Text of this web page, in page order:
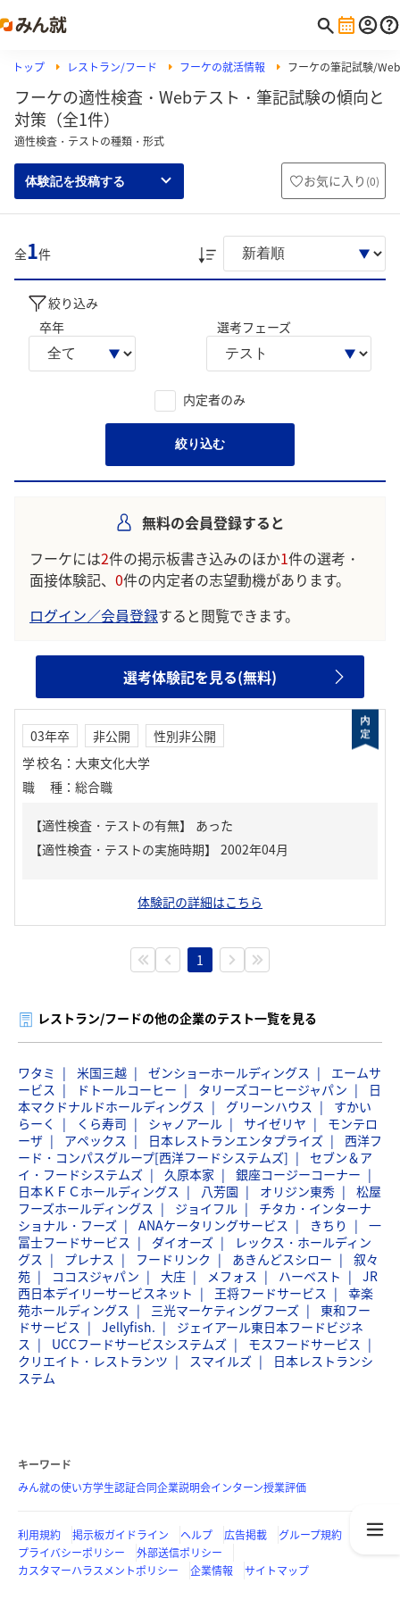
トップ レストラン/フード フーケの就活情報 フーケの筆記試験/
フーケの適性検査・Webテスト・筆記試験の傾向と
対策（全1件）
適性検査・テストの種類・形式
体験記を投稿する お気に入り (0)
全1件
絞り込み
卒年
選考フェーズ
内定者のみ
絞り込む
無料の会員登録すると
フーケには2件の掲示板書き込みのほか1件の選考・
面接体験記、 0件の内定者の志望動機があります。
ログイン／会員登録すると閲覧できます。
選考体験記を見る(無料)
03年卒 非公開
性別非公開
学校名 ： 大東文化大学
職種 ： 総合職
【適性検査・テストの有無】 あった
体験記の詳細はこちら
1
レストラン/フードの他の企業のテスト一覧を見る
ワタミ 米国三越 ゼンショーホールディングス
エームサ
ービス
ドトールコーヒー タリーズコーヒージャパン
日
本マクドナルドホールディングス
グリーンハウス
すかい
らーく
くら寿司 シャノアール サイゼリヤ
モンテロ
ーザ
アペックス 日本レストランエンタプライズ
西洋フ
ード・コンパスグループ[西洋フードシステムズ]
セブン＆ア
イ・フードシステムズ
久原本家
銀座コージーコーナー
日本ＫＦＣホールディングス
八芳園 オリジン東秀
松屋
フーズホールディングス
ジョイフル
チタカ・インターナ
ショナル・フーズ
ANAケータリングサービス きちり
一
冨士フードサービス
ダイオーズ
レックス・ホールディン
グス
プレナス フードリンク あきんどスシロー
叙々
苑
ココスジャパン 大庄 メフォス ハーベスト
JR
西日本デイリーサービスネット
王将フードサービス
幸楽
苑ホールディングス
三光マーケティングフーズ
東和フー
ドサービス
Jellyfish.
ジェイアール東日本フードビジネ
ス
UCCフードサービスシステムズ
モスフードサービス
クリエイト・レストランツ
スマイルズ
日本レストランシ
ステム
キーワード
みん就の使い方学生認証合同企業説明会インターン授業評価
利用規約 掲示板ガイドライン ヘルプ 広告掲載
グループ規約
プライバシーポリシー
外部送信ポリシー
カスタマーハラスメントポリシー
企業情報 サイトマップ